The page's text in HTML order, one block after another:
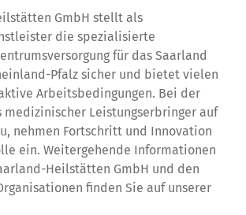
GmbH stellt als
die spezialisierte
für das Saarland
Pfalz sicher und bietet vielen
Arbeitsbedingungen. Bei der
medizinischer Leistungserbringer auf
nehmen Fortschritt und Innovation
ein. Weitergehende Informationen
Heilstätten GmbH und den
finden Sie auf unserer